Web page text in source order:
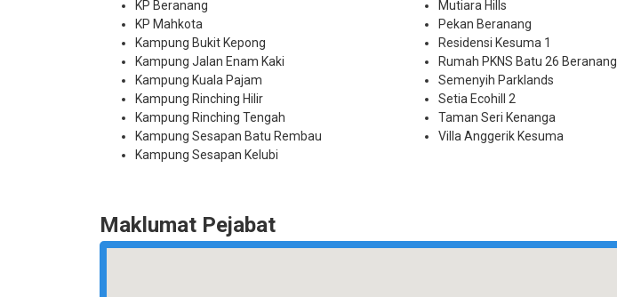
KP Beranang
KP Mahkota
Kampung Bukit Kepong
Kampung Jalan Enam Kaki
Kampung Kuala Pajam
Kampung Rinching Hilir
Kampung Rinching Tengah
Kampung Sesapan Batu Rembau
Kampung Sesapan Kelubi
Mutiara Hills
Pekan Beranang
Residensi Kesuma 1
Rumah PKNS Batu 26 Beranang
Semenyih Parklands
Setia Ecohill 2
Taman Seri Kenanga
Villa Anggerik Kesuma
Maklumat Pejabat